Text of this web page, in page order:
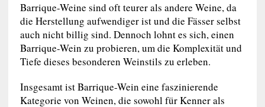
Barrique-Weine sind oft teurer als andere Weine, da
die Herstellung aufwendiger ist und die Fässer selbst
auch nicht billig sind. Dennoch lohnt es sich, einen
Barrique-Wein zu probieren, um die Komplexität und
Tiefe dieses besonderen Weinstils zu erleben.
Insgesamt ist Barrique-Wein eine faszinierende
Kategorie von Weinen, die sowohl für Kenner als